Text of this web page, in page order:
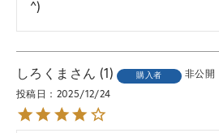
^)
しろくま 1 購入者 非公開
投稿日 2025/12/24